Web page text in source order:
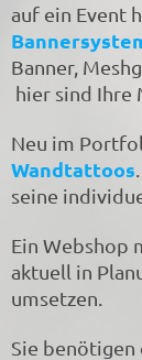
auf ein Event
Banner,
hier sind Ihre
Neu im
Wandtattoos
seine
Ein Webshop
aktuell in
umsetzen.
Sie benötigen